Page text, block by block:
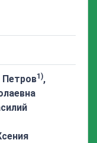
Петров1),